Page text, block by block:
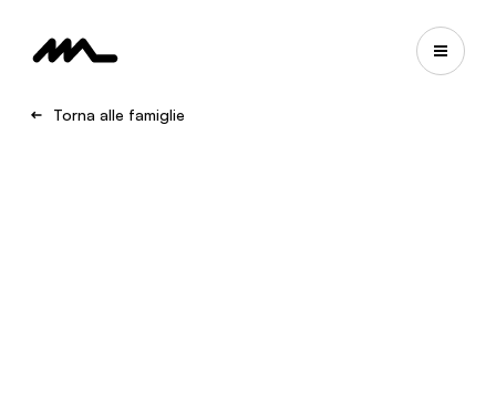
Torna alle famiglie